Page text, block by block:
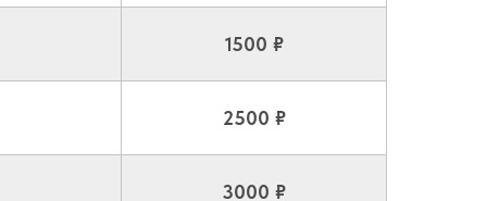
1500 ₽
2500 ₽
3000 ₽